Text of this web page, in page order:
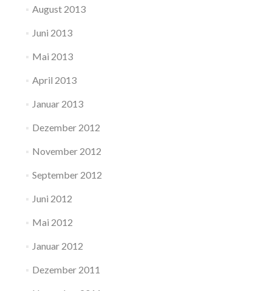
August 2013
Juni 2013
Mai 2013
April 2013
Januar 2013
Dezember 2012
November 2012
September 2012
Juni 2012
Mai 2012
Januar 2012
Dezember 2011